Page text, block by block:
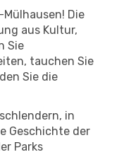
Die
aus Kultur,
Sie
tauchen Sie
Sie die
in
Geschichte der
Parks